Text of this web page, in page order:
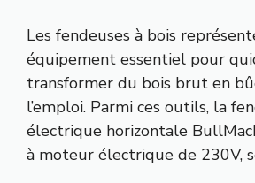
Les fendeuses à bois
équipement essentiel pour
transformer du bois brut en
l’emploi. Parmi ces outils, la
électrique horizontale
à moteur électrique de 230V,